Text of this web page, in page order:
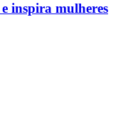
inspira mulheres